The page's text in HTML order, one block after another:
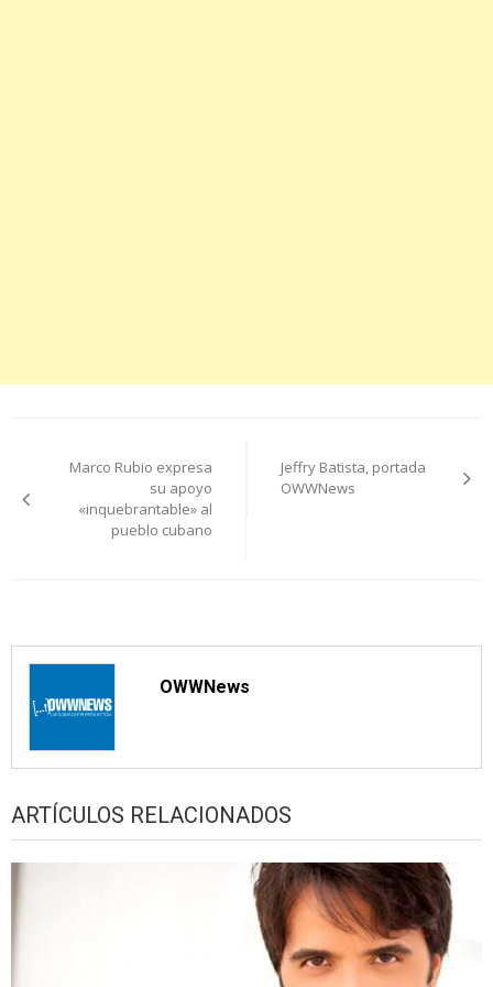
de
entradas
Marco Rubio expresa
su apoyo
«inquebrantable» al
pueblo cubano
Jeffry Batista, portada
OWWNews
OWWNews
ARTÍCULOS RELACIONADOS